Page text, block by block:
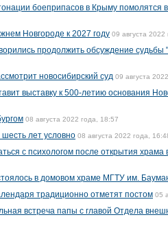
боеприпасов в Крыму помолятся
Новгороде к 2027 году 09 августа 2022
продолжить обсуждение судьбы
новосибирский суд 09 августа
выставку к 500-летию основания
08 августа 2022 года, 18:57
лет условно 08 августа 2022 года,
с психологом после открытия храма
в домовом храме МГТУ им.
традиционно отметят постом 05
встреча папы с главой Отдела